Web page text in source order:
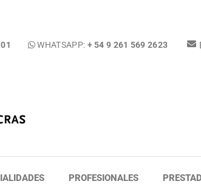
WHATSAPP: + 54 9 261 569 2623
PROFESIONALES